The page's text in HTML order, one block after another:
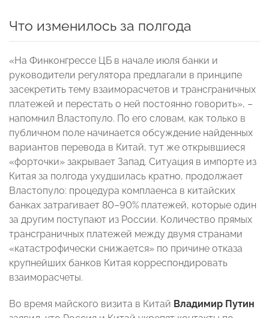
Что изменилось за полгода
«На Финконгрессе ЦБ в начале июля банки и
руководители регулятора предлагали в принципе
засекретить тему взаиморасчетов и трансграничных
платежей и перестать о ней постоянно говорить», –
напомнил Властопуло. По его словам, как только в
публичном поле начинается обсуждение найденных
вариантов перевода в Китай, тут же открывшиеся
«форточки» закрывает Запад. Ситуация в импорте из
Китая за полгода ухудшилась кратно, продолжает
Властопуло: процедура комплаенса в китайских
банках затрагивает 80–90% платежей, которые один
за другим поступают из России. Количество прямых
трансграничных платежей между двумя странами
«катастрофически снижается» по причине отказа
крупнейших банков Китая корреспондировать
взаиморасчеты.
Во время майского визита в Китай Владимир Путин